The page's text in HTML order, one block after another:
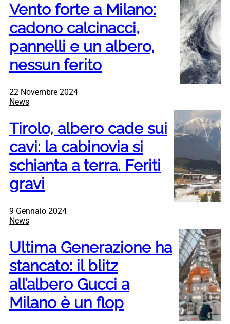
Vento forte a Milano:
cadono calcinacci,
pannelli e un albero,
nessun ferito
22 Novembre 2024
News
Tirolo, albero cade sui
cavi: la cabinovia si
schianta a terra. Feriti
gravi
9 Gennaio 2024
News
Ultima Generazione ha
stancato: il blitz
all’albero Gucci a
Milano è un flop